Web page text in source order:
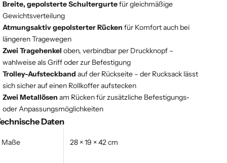
Breite, gepolsterte Schultergurtefür gleichmäßige
Gewichtsverteilung
Atmungsaktiv gepolsterter Rücken für Komfort auch bei
längeren Tragewegen
Zwei Tragehenkel oben, verbindbar per Druckknopf –
wahlweise als Griff oder zur Befestigung
Trolley-Aufsteckband auf der Rückseite – der Rucksack lässt
sich sicher auf einen Rollkoffer aufstecken
Zwei Metallösen am Rücken für zusätzliche Befestigungs-
oder Anpassungsmöglichkeiten
Daten
Maße 28 × 19 × 42 cm